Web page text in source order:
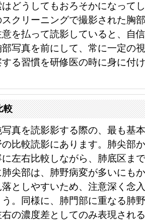
どうしてもおろそかになって
クリーニングで撮影された胸
を払って読影していると、自
写真を前にして、常に一定の
る習慣を研修医の時に身に付
較
真を読影影する際の、最も基
比較読影にあります。肺尖部
左右比較しながら、肺底区ま
尖部は、肺野病変が多いにも
としやすいため、注意深く念
。同様に、肺門部に重なる肺
の濃度差としてのみ表現され